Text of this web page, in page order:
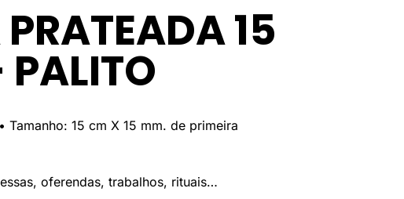
15
Tamanho: 15 cm X 15 mm. de primeira
oferendas, trabalhos, rituais…